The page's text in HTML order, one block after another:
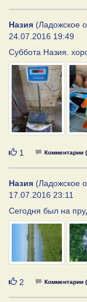
Назия (Ладожское
24.07.2016 19:49
Суббота Назия.
Нравится
1 Комментарии
Назия (Ладожское
17.07.2016 23:11
Сегодня был на
Нравится
2 Комментарии